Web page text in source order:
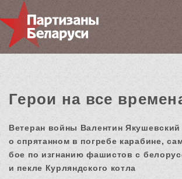
Герои на все
Ветеран войны Валентин
о спрятанном в погребе карабине,
бое по изгнанию фашистов с
и пекле Курляндского котла